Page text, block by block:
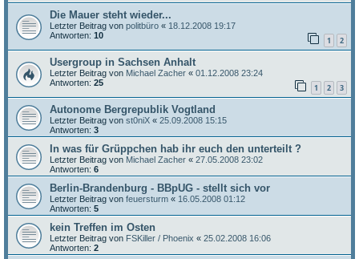
Die Mauer steht wieder...
Letzter Beitrag von politbüro « 18.12.2008 19:17
Antworten: 10 1 2
Usergroup in Sachsen Anhalt
Letzter Beitrag von Michael Zacher « 01.12.2008 23:24
Antworten: 25 1 2 3
Autonome Bergrepublik Vogtland
Letzter Beitrag von st0niX « 25.09.2008 15:15
Antworten: 3
In was für Grüppchen hab ihr euch den unterteilt ?
Letzter Beitrag von Michael Zacher « 27.05.2008 23:02
Antworten: 6
Berlin-Brandenburg - BBpUG - stellt sich vor
Letzter Beitrag von feuersturm « 16.05.2008 01:12
Antworten: 5
kein Treffen im Osten
Letzter Beitrag von FSKiller / Phoenix « 25.02.2008 16:06
Antworten: 2